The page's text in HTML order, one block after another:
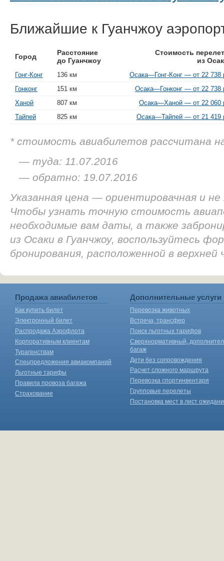
Ближайшие к Гуанчжоу
Город
Расстояние
до Гуанчжоу
Стоимость
из
Гонг-Конг 136 км
Осака—Гонг-Конг — от 22 738
Гонконг
151 км
Осака—Гонконг — от 22 738
Ханой
807 км
Осака—Ханой — от 22 060
Тайпей
825 км Осака—Тайпей — от 21 419
* стоимость авиабилетов рассчитана
— туда: 11.07.2016
— обратно: 19.07.2016
Указанная цена — ориентировачная и
Чтобы узнать точную стоимость
необходимые вам даты, а также
из Осаки в Гуанчжоу, воспользуйтесь
бронирования, расположенной в
Продажа авиабилетов
Как купить билет
Электронный билет
Распродажа Аэрофлота
Корпоративным клиентам
Турагенствам
Спецпредложения авиакомпаний
Льготные тарифы
Правила провоза багажа
Страхование
Дополнительные услуги
Перевозка животных
Встреча, трансфер
Поиск льготных тарифов
Сверхнормативный,
багаж
Дети без сопровождения
Расчет сложного маршрута
Перевозка спортинвентаря
Групповые перелеты
Постановка мест в лист